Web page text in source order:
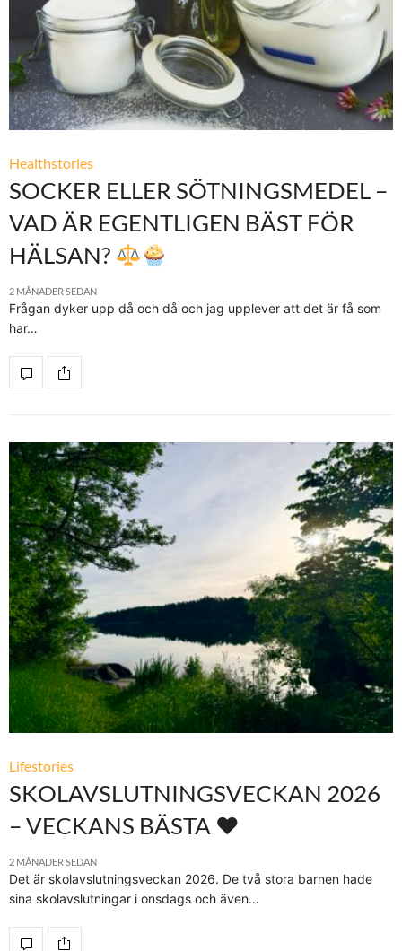
Healthstories
SOCKER ELLER SÖTNINGSMEDEL –
VAD ÄR EGENTLIGEN BÄST FÖR
HÄLSAN?
2 MÅNADER SEDAN
Frågan dyker upp då och då och jag upplever att det är få som
har…
Lifestories
SKOLAVSLUTNINGSVECKAN 2026
– VECKANS BÄSTA ♥
2 MÅNADER SEDAN
Det är skolavslutningsveckan 2026. De två stora barnen hade
sina skolavslutningar i onsdags och även…